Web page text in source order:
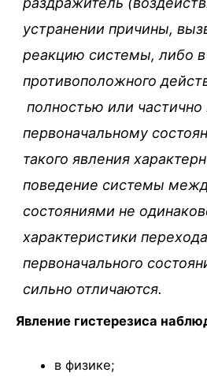
устранении причины,
реакцию системы, либо в
противоположного
полностью или частично
первоначальному
такого явления
поведение системы
состояниями не
характеристики
первоначального
сильно отличаются.
Явление гистерезиса
в физике;